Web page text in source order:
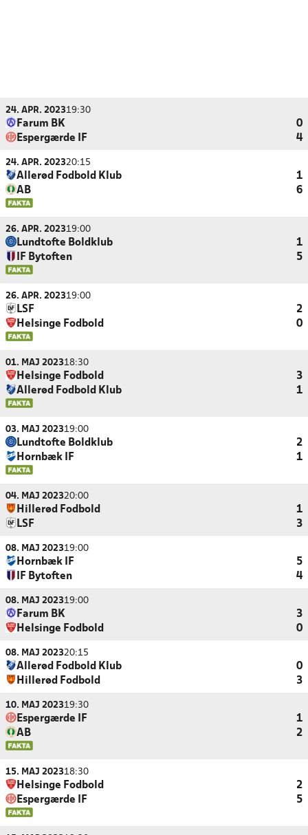
24. APR. 202319:30
Farum BK
0
Espergærde IF
4
24. APR. 202320:15
Allerød Fodbold Klub
1
AB
6
26. APR. 202319:00
Lundtofte Boldklub
1
IF Bytoften
5
26. APR. 202319:00
LSF
2
Helsinge Fodbold
0
01. MAJ 202318:30
Helsinge Fodbold
3
Allerød Fodbold Klub
1
03. MAJ 202319:00
Lundtofte Boldklub
2
Hornbæk IF
1
04. MAJ 202320:00
Hillerød Fodbold
1
LSF
3
08. MAJ 202319:00
Hornbæk IF
5
IF Bytoften
4
08. MAJ 202319:00
Farum BK
3
Helsinge Fodbold
0
08. MAJ 202320:15
Allerød Fodbold Klub
0
Hillerød Fodbold
3
10. MAJ 202319:30
Espergærde IF
1
AB
2
15. MAJ 202318:30
Helsinge Fodbold
2
Espergærde IF
5